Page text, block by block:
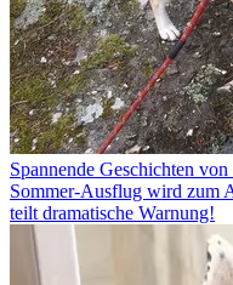
Spannende Geschichten
Sommer-Ausflug wird zum
teilt dramatische Warnung!